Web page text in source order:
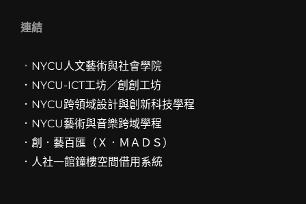
連結
． NYCU人文藝術與社會學院
．NYCU-ICT工坊／創創工坊
． NYCU跨領域設計與創新科技學程
． NYCU藝術與音樂跨域學程
．創．藝百匯（Ｘ．ＭＡＤＳ）
．人社一館鐘樓空間借用系統